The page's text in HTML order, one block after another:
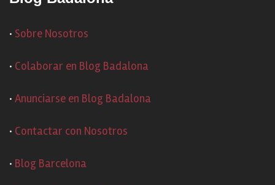
· Sobre Nosotros
· Colaborar en Blog Badalona
· Anunciarse en Blog Badalona
· Contactar con Nosotros
· Blog Barcelona